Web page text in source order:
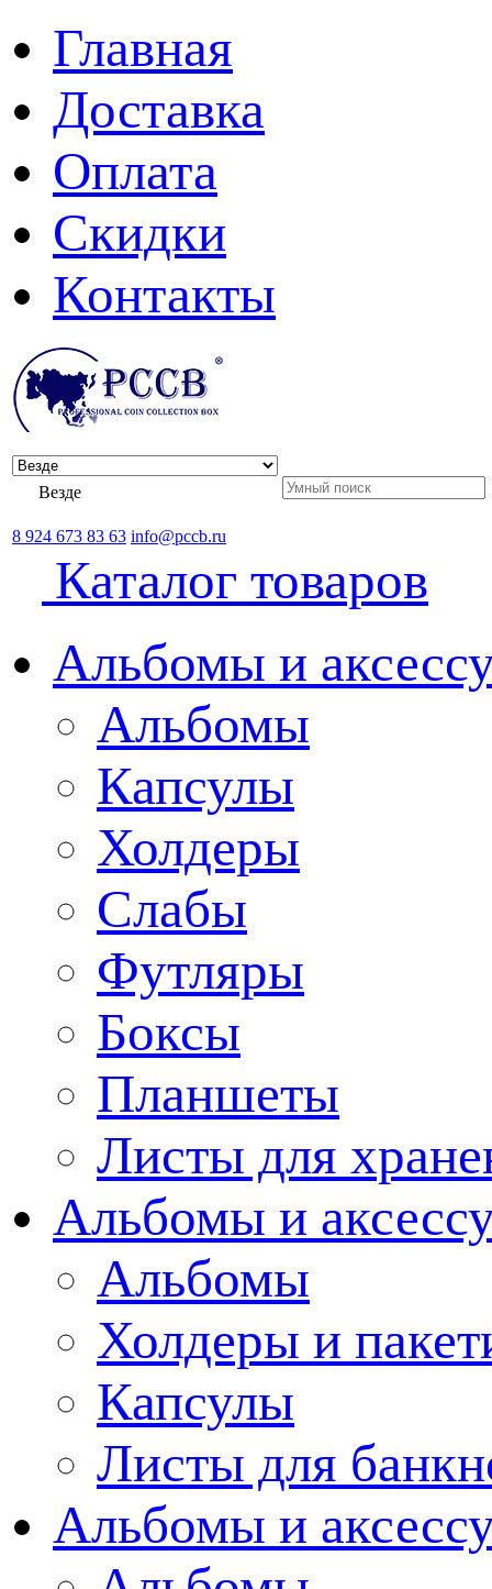
Главная
Доставка
Оплата
Скидки
Контакты
Везде
8 924 673 83 63 info@pccb.ru
Каталог товаров
Альбомы и
Альбомы
Капсулы
Холдеры
Слабы
Футляры
Боксы
Планшеты
Листы для
Альбомы и
Альбомы
Холдеры и
Капсулы
Листы для
Альбомы и